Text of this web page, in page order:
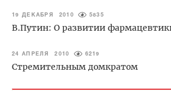
19 ДЕКАБРЯ 2010 5835
В.Путин: О развитии
24 АПРЕЛЯ 2010 6219
Стремительным домкратом